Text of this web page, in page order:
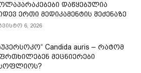
დაწყებულია
ერთი მედიკამენტის შეძენაზე
6, 2026
Candida auris – რატომ
მეცნიერები